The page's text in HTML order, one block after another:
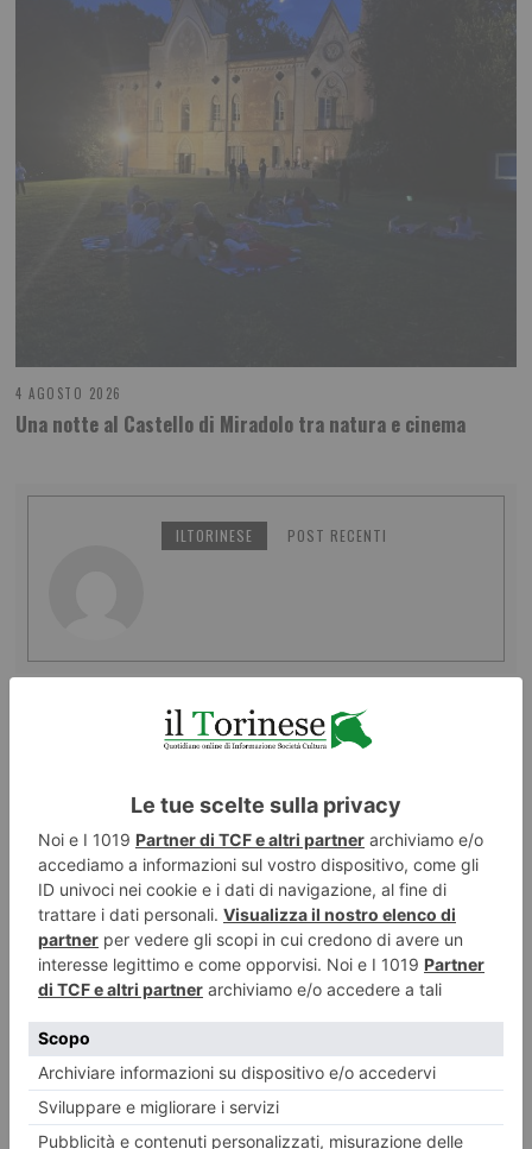
4 AGOSTO 2026
Una notte al Castello di Miradolo tra natura e cinema
ILTORINESE POST RECENTI
LASCIA UN COMMENTO